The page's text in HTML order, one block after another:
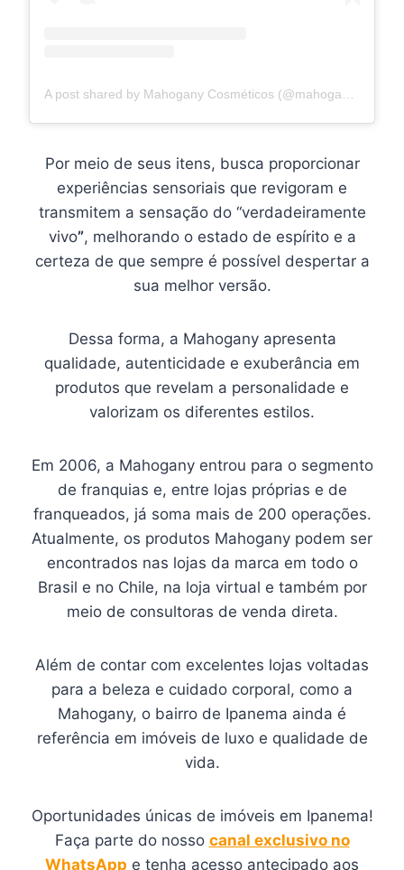
Por meio de seus itens, busca proporcionar
experiências sensoriais que revigoram e
transmitem a sensação do “verdadeiramente
vivo”, melhorando o estado de espírito e a
certeza de que sempre é possível despertar a
sua melhor versão.
Dessa forma, a Mahogany apresenta
qualidade, autenticidade e exuberância em
produtos que revelam a personalidade e
valorizam os diferentes estilos.
Em 2006, a Mahogany entrou para o segmento
de franquias e, entre lojas próprias e de
franqueados, já soma mais de 200 operações.
Atualmente, os produtos Mahogany podem ser
encontrados nas lojas da marca em todo o
Brasil e no Chile, na loja virtual e também por
meio de consultoras de venda direta.
Além de contar com excelentes lojas voltadas
para a beleza e cuidado corporal, como a
Mahogany, o bairro de Ipanema ainda é
referência em imóveis de luxo e qualidade de
vida.
Oportunidades únicas de imóveis em Ipanema!
Faça parte do nosso canal exclusivo no
WhatsApp e tenha acesso antecipado aos